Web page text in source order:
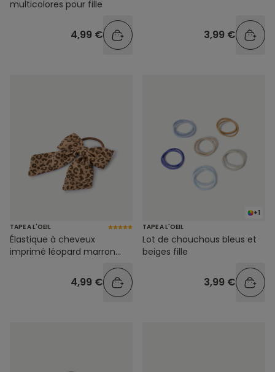
multicolores pour fille
4,99 € 3,99 €
TAPE A L'OEIL
Élastique à cheveux
imprimé léopard marron
4,99 €
+1
TAPE A L'OEIL
Lot de chouchous bleus et
beiges fille
3,99 €